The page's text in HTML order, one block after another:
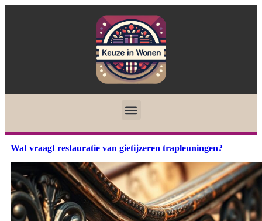
Wat vraagt restauratie van gietijzeren trapleuningen?